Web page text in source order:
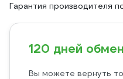
Гарантия производителя
120 дней
Вы можете вернуть